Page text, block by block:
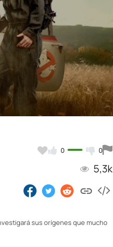
0 0
5,3k
sus orígenes que mucho